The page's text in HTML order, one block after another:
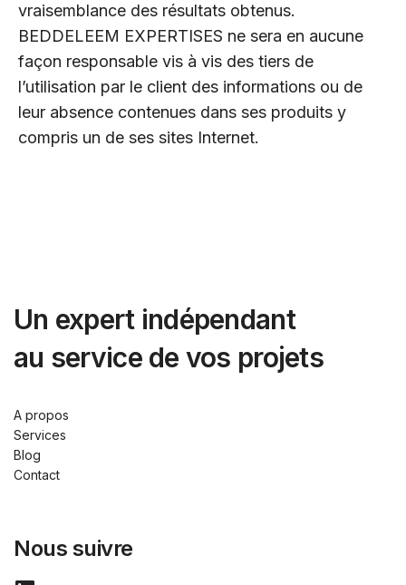
vraisemblance des résultats obtenus.
BEDDELEEM EXPERTISES ne sera en aucune
façon responsable vis à vis des tiers de
l’utilisation par le client des informations ou de
leur absence contenues dans ses produits y
compris un de ses sites Internet.
Un expert indépendant
au service de vos projets
A propos
Services
Blog
Contact
Nous suivre